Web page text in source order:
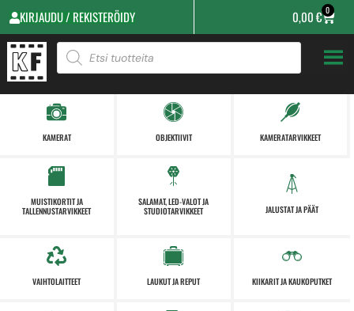
KIRJAUDU / REKISTERÖIDY 0,00€ 0
KAMERAT OBJEKTIIVIT KAMERATARVIKKEET
MUISTIKORTIT JA
TALLENNUSTARVIKKEET
SALAMAT, LED-VALOT JA
STUDIOTARVIKKEET
JALUSTAT JA PÄÄT
VAIHTOLAITTEET LAUKUT JA REPUT KIIKARIT JA KAUKOPUTKET